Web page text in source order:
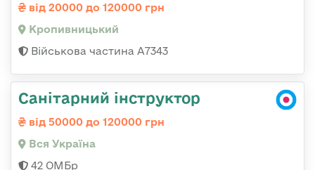
від 20000 до 120000 грн
Кропивницький
Військова частина А7343
Санітарний інструктор
від 50000 до 120000 грн
Вся Україна
42 ОМБр